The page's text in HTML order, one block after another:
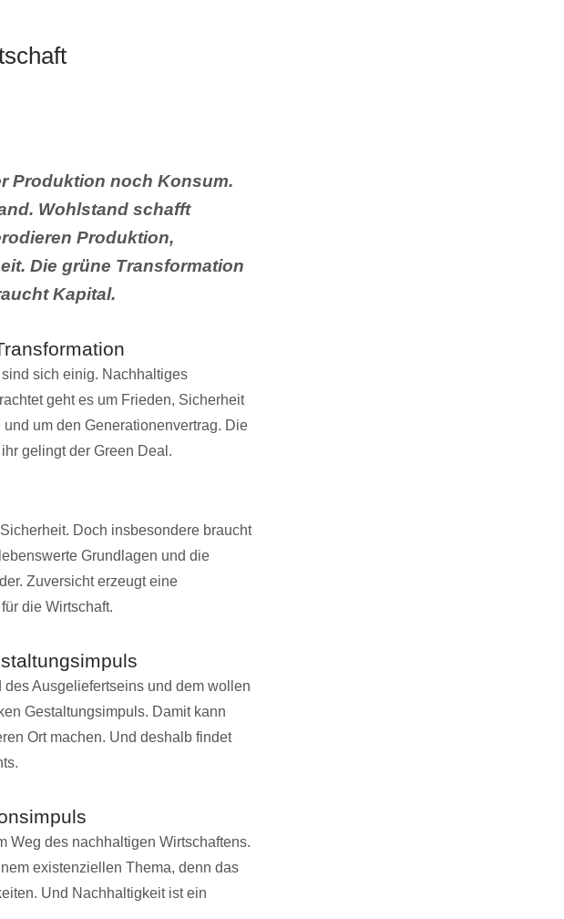
Produktion noch Konsum.
Wohlstand schafft
Produktion,
Die grüne Transformation
Kapital.
sich einig. Nachhaltiges
geht es um Frieden, Sicherheit
um den Generationenvertrag. Die
gelingt der Green Deal.
Doch insbesondere braucht
Grundlagen und die
Zuversicht erzeugt eine
die Wirtschaft.
Ausgeliefertseins und dem wollen
Gestaltungsimpuls. Damit kann
Ort machen. Und deshalb findet
Weg des nachhaltigen Wirtschaftens.
existenziellen Thema, denn das
Und Nachhaltigkeit ist ein